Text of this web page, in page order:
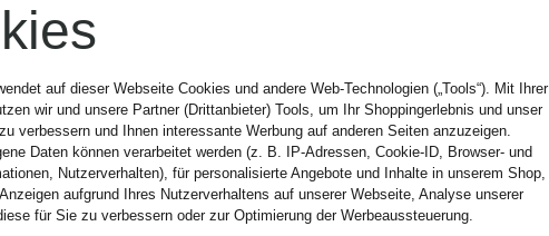
auf dieser Webseite Cookies und andere Web-Technologien („Tools“). Mit Ihrer
wir und unsere Partner (Drittanbieter) Tools, um Ihr Shoppingerlebnis und unser
verbessern und Ihnen interessante Werbung auf anderen Seiten anzuzeigen.
Daten können verarbeitet werden (z. B. IP-Adressen, Cookie-ID, Browser- und
Nutzerverhalten), für personalisierte Angebote und Inhalte in unserem Shop,
aufgrund Ihres Nutzerverhaltens auf unserer Webseite, Analyse unserer
für Sie zu verbessern oder zur Optimierung der Werbeaussteuerung.